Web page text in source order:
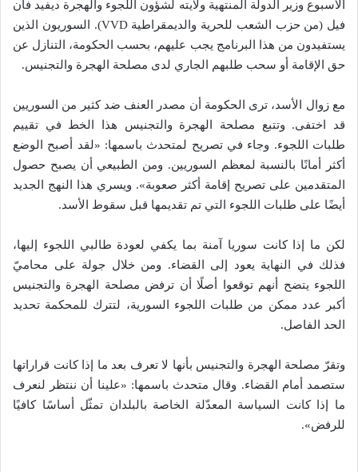
الأسبوع وزير الدولة المنتهية ولايته لشؤون اللجوء والهجرة ديفيد فان
فيل (من حزب الشعب للحرية والديمقراطية VVD). السوريون الذين
يستفيدون من هذا البرنامج يجب عليهم، بحسب الحكومة، التنازل عن
حق الإقامة أو سحب طلبهم الجاري لدى مصلحة الهجرة والتجنيس.
مع زوال الأسد، ترى الحكومة أن مصدر العنف ضد كثير من السوريين
قد اختفى. وتتبع مصلحة الهجرة والتجنيس هذا الخط في تقييم
طلبات اللجوء. وجاء في تصريح لمتحدث باسمها: «لقد أصبح الوضع
أكثر أمانًا بالنسبة لمعظم السوريين. ومن الطبيعي أن يصبح حصول
المتقدمين على تصريح إقامة أكثر صعوبة». ويسري هذا النهج الجديد
أيضًا على طلبات اللجوء التي تم تقديمها قبل سقوط الأسد.
لكن ما إذا كانت سوريا آمنة بما يكفي لعودة طالبي اللجوء إليها،
فذلك في النهاية يعود إلى القضاء. ومن خلال جولة على محاميّ
اللجوء يتضح أنهم توقعوا أصلًا أن ترفض مصلحة الهجرة والتجنيس
أكبر عدد ممكن من طلبات اللجوء السورية، لتترك للمحكمة تحديد
الحد الفاصل.
وتقرّ مصلحة الهجرة والتجنيس بأنها لا تعرف بعد ما إذا كانت قراراتها
ستصمد أمام القضاء. وقال متحدث باسمها: «علينا أن ننتظر لنعرف
ما إذا كانت السياسة المعدّلة الخاصة بالبلدان تمثّل أساسًا كافيًا
للرفض».